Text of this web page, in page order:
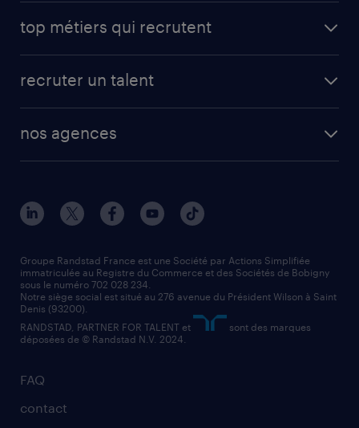
créer un compte candidat
app talent / portail web
top métiers qui recrutent
manutentionnaire
assistant administratif
comptable
recruter un talent
solutions opérationnelles
contact entreprise
faq intérim / recrutement
nos agences
nos agences par ville
nos agences par région
nos cabinets de recrutement
FAQ
contact
Groupe Randstad France est une Société par Actions Simplifiée
immatriculée au Registre du Commerce et des Sociétés de Bobigny
sous le numéro 702 028 234.
Notre siège social est situé au 276 avenue du Président Wilson à Saint
Denis (93200).
RANDSTAD, PARTNER FOR TALENT et
sont des marques
déposées de © Randstad N.V. 2024.